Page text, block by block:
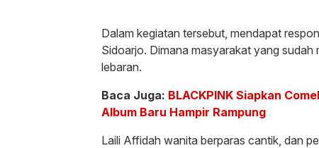
Dalam kegiatan tersebut, mendapat
Sidoarjo. Dimana masyarakat yang
lebaran.
Baca Juga: BLACKPINK Siapkan
Album Baru Hampir Rampung
Laili Affidah wanita berparas cantik, dan